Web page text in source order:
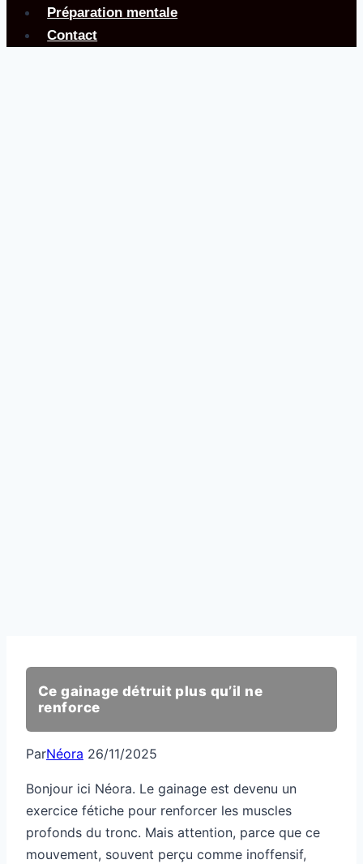
Préparation mentale
Contact
Ce gainage détruit plus qu’il ne
renforce
ParNéora 26/11/2025
Bonjour ici Néora. Le gainage est devenu un
exercice fétiche pour renforcer les muscles
profonds du tronc. Mais attention, parce que ce
mouvement, souvent perçu comme inoffensif,